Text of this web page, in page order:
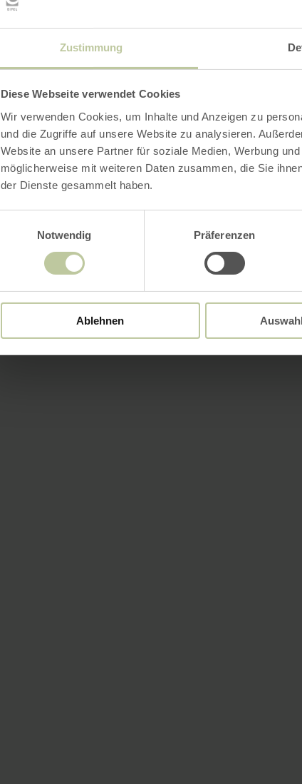
Zustimmung
Diese Webseite verwendet Cookies
Wir verwenden Cookies, um Inhalte und Anzeigen zu
und die Zugriffe auf unsere Website zu analysieren.
Website an unsere Partner für soziale Medien, Werbung
möglicherweise mit weiteren Daten zusammen, die Sie
der Dienste gesammelt haben.
Notwendig
Präferenzen
Ablehnen